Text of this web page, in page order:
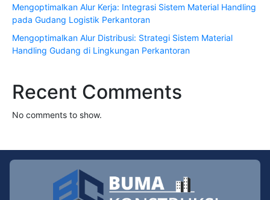
Mengoptimalkan Alur Kerja: Integrasi Sistem Material Handling
pada Gudang Logistik Perkantoran
Mengoptimalkan Alur Distribusi: Strategi Sistem Material
Handling Gudang di Lingkungan Perkantoran
Recent Comments
No comments to show.